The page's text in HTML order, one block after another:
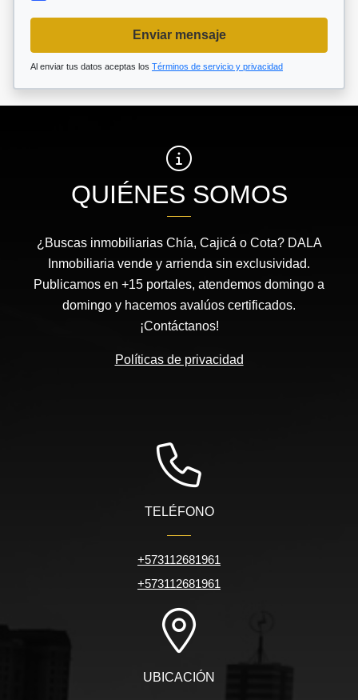
Enviar mensaje
Al enviar tus datos aceptas los Términos de servicio y privacidad
QUIÉNES SOMOS
¿Buscas inmobiliarias Chía, Cajicá o Cota? DALA
Inmobiliaria vende y arrienda sin exclusividad.
Publicamos en +15 portales, atendemos domingo a
domingo y hacemos avalúos certificados.
¡Contáctanos!
Políticas de privacidad
TELÉFONO
+573112681961
+573112681961
UBICACIÓN